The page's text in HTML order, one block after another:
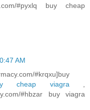
#pyxlq buy cheap
AM
#krqxu]buy
cheap viagra
#hbzar buy viagra